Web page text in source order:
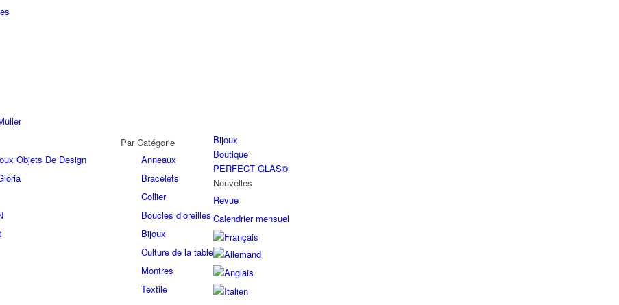
Bijoux
Objets De Design
Par Catégorie
Anneaux
Bracelets
Collier
Boucles d’oreilles
Bijoux
Culture de la table
Montres
Textile
Boutique
PERFECT GLAS®
Nouvelles
Revue
Calendrier mensuel